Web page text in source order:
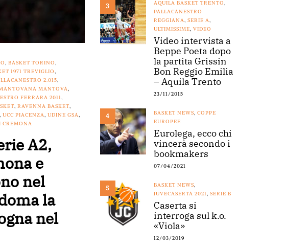
, BASKET TORINO,
1971 TREVIGLIO,
2.015,
MANTOVA,
FERRARA 2011,
,RAVENNA BASKET,
,UCC PIACENZA,UDINE GSA,
CREMONA
A2,
e
nel
la
nel
3 AQUILA BASKET TRENTO,
PALLACANESTRO
REGGIANA, SERIE A,
ULTIMISSIME, VIDEO
Video intervista a
Beppe Poeta dopo
la partita Grissin
Bon Reggio Emilia
– Aquila Trento
23/11/2015
4 BASKET NEWS, COPPE
EUROPEE
Eurolega, ecco chi
vincerà secondo i
bookmakers
07/04/2021
5 BASKET NEWS,
JUVECASERTA 2021, SERIE B
Caserta si
interroga sul k.o.
«Viola»
12/03/2019